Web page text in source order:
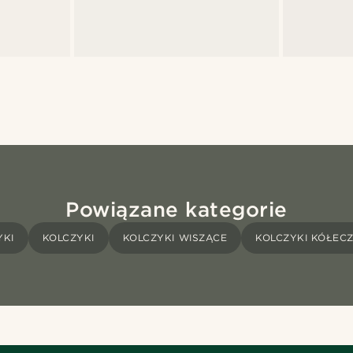
Powiązane kategorie
KOLCZYKI KOLCZYKI WISZĄCE KOLCZYKI